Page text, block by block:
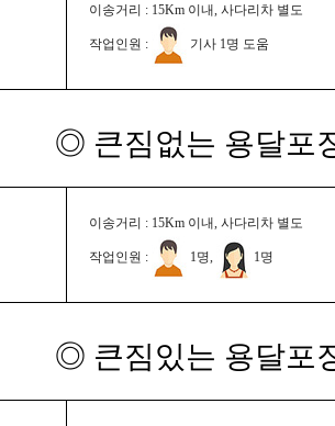
이송거리 : 15Km 이내, 사다리차 별도
작업인원 : 기사 1명 도움
◎ 큰짐없는 용달포
이송거리 : 15Km 이내, 사다리차 별도
작업인원 : 1명, 1명
◎ 큰짐있는 용달포